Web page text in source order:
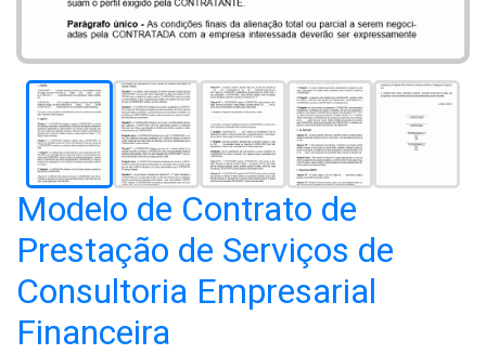
Modelo de Contrato de
Prestação de Serviços de
Consultoria Empresarial
Financeira